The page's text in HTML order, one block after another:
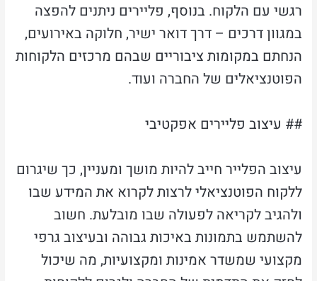
רגשי עם הלקוח. בנוסף, פליירים ניתנים להפצה
במגוון דרכים – דרך דואר ישיר, חלוקה באירועים,
הנחתם במקומות ציבוריים שבהם מרכזים הלקוחות
הפוטנציאלים של החברה ועוד.
## עיצוב פליירים אפקטיבי
עיצוב הפלייר חייב להיות מושך ומעניין, כך שיגרום
ללקוח הפוטנציאלי לרצות לקרוא את המידע שבו
ולהגיב לקריאה לפעולה שבו מובלעת. חשוב
להשתמש בתמונות באיכות גבוהה ובעיצוב גרפי
מקצועי שמשדר אמינות ומקצועיות, מה שיכול